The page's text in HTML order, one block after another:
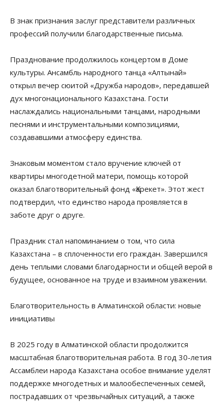
В знак признания заслуг представители различных
профессий получили благодарственные письма.
Празднование продолжилось концертом в Доме
культуры. Ансамбль народного танца «Алтынай»
открыл вечер сюитой «Дружба народов», передавшей
дух многонационального Казахстана. Гости
наслаждались национальными танцами, народными
песнями и инструментальными композициями,
создававшими атмосферу единства.
Знаковым моментом стало вручение ключей от
квартиры многодетной матери, помощь которой
оказал благотворительный фонд «Қарекет». Этот жест
подтвердил, что единство народа проявляется в
заботе друг о друге.
Праздник стал напоминанием о том, что сила
Казахстана – в сплоченности его граждан. Завершился
день теплыми словами благодарности и общей верой в
будущее, основанное на труде и взаимном уважении.
Благотворительность в Алматинской области: новые
инициативы
В 2025 году в Алматинской области продолжится
масштабная благотворительная работа. В год 30-летия
Ассамблеи народа Казахстана особое внимание уделят
поддержке многодетных и малообеспеченных семей,
пострадавших от чрезвычайных ситуаций, а также